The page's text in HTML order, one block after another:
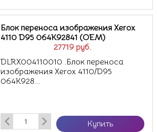
27719 руб.
Блок переноса изображения Xerox
4110 D95 064K92841 (OEM)
DLRX004110010 .Блок переноса
изображения Xerox 4110/D95
064K928...
Купить